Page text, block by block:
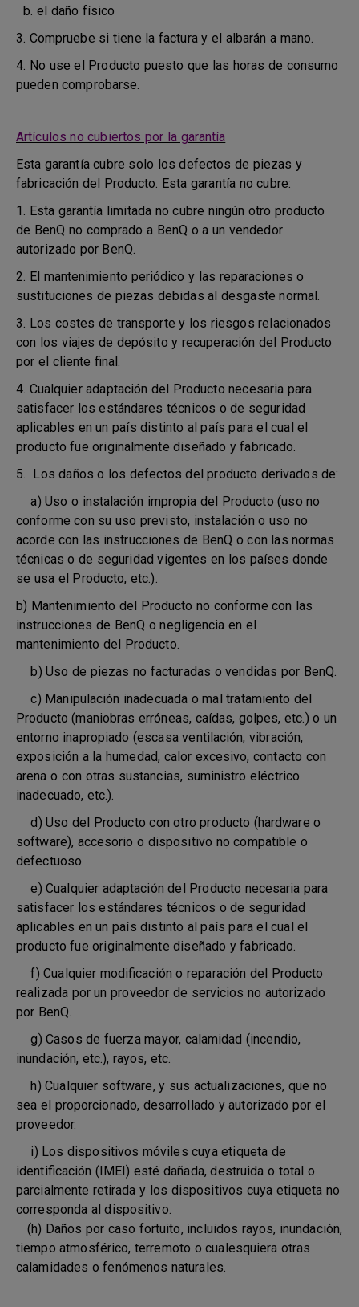
b. el daño físico
3. Compruebe si tiene la factura y el albarán a mano.
4. No use el Producto puesto que las horas de consumo
pueden comprobarse.
Artículos no cubiertos por la garantía
Esta garantía cubre solo los defectos de piezas y
fabricación del Producto. Esta garantía no cubre:
1. Esta garantía limitada no cubre ningún otro producto
de BenQ no comprado a BenQ o a un vendedor
autorizado por BenQ.
2. El mantenimiento periódico y las reparaciones o
sustituciones de piezas debidas al desgaste normal.
3. Los costes de transporte y los riesgos relacionados
con los viajes de depósito y recuperación del Producto
por el cliente final.
4. Cualquier adaptación del Producto necesaria para
satisfacer los estándares técnicos o de seguridad
aplicables en un país distinto al país para el cual el
producto fue originalmente diseñado y fabricado.
5. Los daños o los defectos del producto derivados de:
a) Uso o instalación impropia del Producto (uso no
conforme con su uso previsto, instalación o uso no
acorde con las instrucciones de BenQ o con las normas
técnicas o de seguridad vigentes en los países donde
se usa el Producto, etc.).
b) Mantenimiento del Producto no conforme con las
instrucciones de BenQ o negligencia en el
mantenimiento del Producto.
b) Uso de piezas no facturadas o vendidas por BenQ.
c) Manipulación inadecuada o mal tratamiento del
Producto (maniobras erróneas, caídas, golpes, etc.) o un
entorno inapropiado (escasa ventilación, vibración,
exposición a la humedad, calor excesivo, contacto con
arena o con otras sustancias, suministro eléctrico
inadecuado, etc.).
d) Uso del Producto con otro producto (hardware o
software), accesorio o dispositivo no compatible o
defectuoso.
e) Cualquier adaptación del Producto necesaria para
satisfacer los estándares técnicos o de seguridad
aplicables en un país distinto al país para el cual el
producto fue originalmente diseñado y fabricado.
f) Cualquier modificación o reparación del Producto
realizada por un proveedor de servicios no autorizado
por BenQ.
g) Casos de fuerza mayor, calamidad (incendio,
inundación, etc.), rayos, etc.
h) Cualquier software, y sus actualizaciones, que no
sea el proporcionado, desarrollado y autorizado por el
proveedor.
i) Los dispositivos móviles cuya etiqueta de
identificación (IMEI) esté dañada, destruida o total o
parcialmente retirada y los dispositivos cuya etiqueta no
corresponda al dispositivo.
(h) Daños por caso fortuito, incluidos rayos, inundación,
tiempo atmosférico, terremoto o cualesquiera otras
calamidades o fenómenos naturales.